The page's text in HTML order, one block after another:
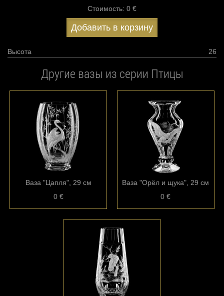
Стоимость: 0 €
Добавить в корзину
Высота 26
Другие вазы из серии Птицы
Ваза "Цапля", 29 см
0 €
Ваза "Орёл и щука", 29 см
0 €